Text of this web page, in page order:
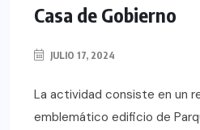
Casa de Gobierno
JULIO 17, 2024
La actividad consiste en un
emblemático edificio de